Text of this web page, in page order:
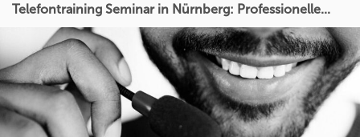
Telefontraining Seminar in Nürnberg: Professionelle...